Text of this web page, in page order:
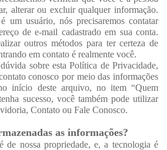
alterar ou excluir qualquer informação.
um usuário, nós precisaremos contatar
de e-mail cadastrado em sua conta.
outros métodos para ter certeza de
em contato é realmente você.
sobre esta Política de Privacidade,
conosco por meio das informações
início deste arquivo, no item “Quem
sucesso, você também pode utilizar
Contato ou Fale Conosco.
as informações?
de nossa propriedade, e, a tecnologia é